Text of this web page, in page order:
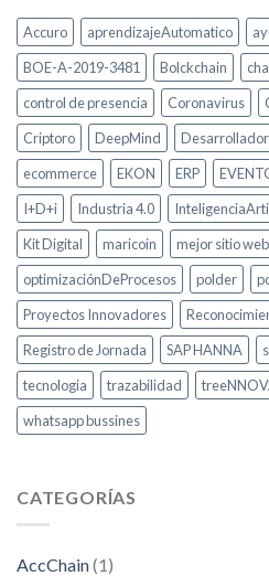
Accuro aprendizajeAutomatico
BOE-A-2019-3481
Bolckchain
control de presencia
Coronavirus
Criptoro
DeepMind
ecommerce
EKON ERP
I+D+i
Industria 4.0
Kit Digital
maricoin mejor sitio web
optimizaciónDeProcesos
polder
Proyectos Innovadores
Registro de Jornada
SAP HANNA
tecnologia
trazabilidad
whatsapp bussines
CATEGORÍAS
AccChain(1)